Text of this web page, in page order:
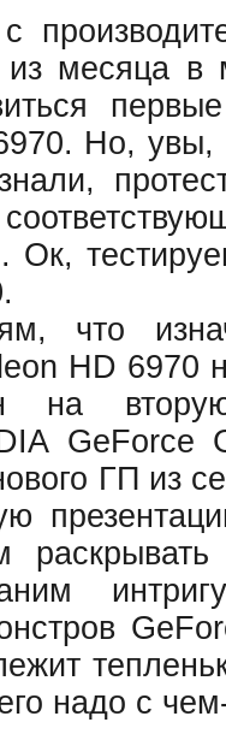
месяца в
Но,
Ок,
что
HD 6970
на
ГП из
надо с